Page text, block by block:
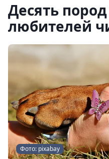
Десять
любителей
Фото: pixabay